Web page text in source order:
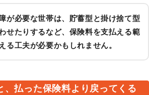
が必要な世帯は、貯蓄型と掛け捨て型
せたりするなど、保険料を支払える範
る工夫が必要かもしれません。
、払った保険料より戻ってくる